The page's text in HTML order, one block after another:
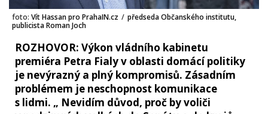
foto: Vít Hassan pro PrahaIN.cz / předseda Občanského institutu,
publicista Roman Joch
ROZHOVOR: Výkon vládního kabinetu
premiéra Petra Fialy v oblasti domácí politiky
je nevýrazný a plný kompromisů. Zásadním
problémem je neschopnost komunikace
s lidmi. „ Nevidím důvod, proč by voliči